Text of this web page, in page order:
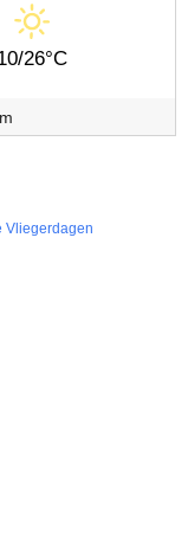
26°C
Vliegerdagen